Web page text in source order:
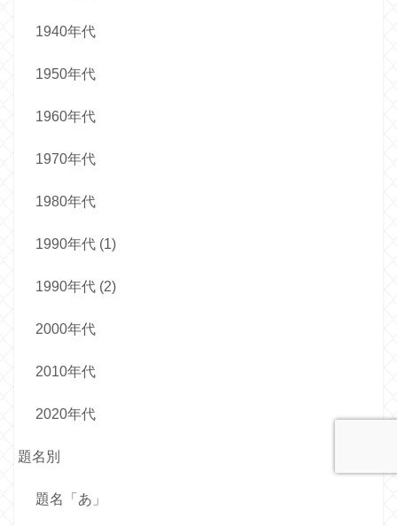
1940年代
1950年代
1960年代
1970年代
1980年代
1990年代 (1)
1990年代 (2)
2000年代
2010年代
2020年代
題名別
題名「あ」